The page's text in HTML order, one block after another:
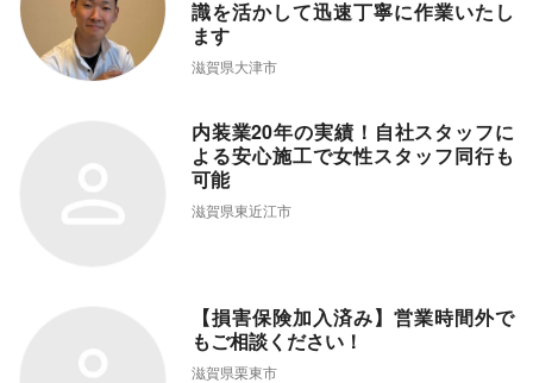
識を活かして迅速丁寧に作業いたし
ます
滋賀県大津市
内装業20年の実績！自社スタッフに
よる安心施工で女性スタッフ同行も
可能
滋賀県東近江市
【損害保険加入済み】営業時間外で
もご相談ください！
滋賀県栗東市